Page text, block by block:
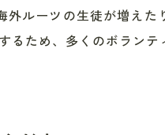
外ルーツの生徒が増えた
るため、多くのボランテ